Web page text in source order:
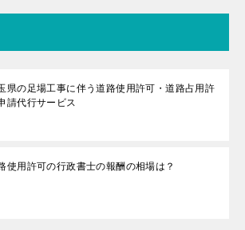
県の足場工事に伴う道路使用許可・道路占用許
請代行サービス
使用許可の行政書士の報酬の相場は？